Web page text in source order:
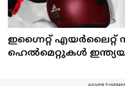
ഇഗ്നൈറ്റ് എയർലൈറ്റ്
ഹെൽമെറ്റുകൾ